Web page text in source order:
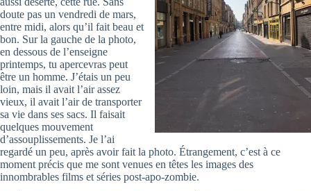
doute pas un vendredi de mars,
entre midi, alors qu’il fait beau et
bon. Sur la gauche de la photo,
en dessous de l’enseigne
printemps, tu apercevras peut
être un homme. J’étais un peu
loin, mais il avait l’air assez
vieux, il avait l’air de transporter
sa vie dans ses sacs. Il faisait
quelques mouvement
d’assouplissements. Je l’ai
regardé un peu, après avoir fait la photo. Étrangement, c’est à ce
moment précis que me sont venues en têtes les images des
innombrables films et séries post-apo-zombie.